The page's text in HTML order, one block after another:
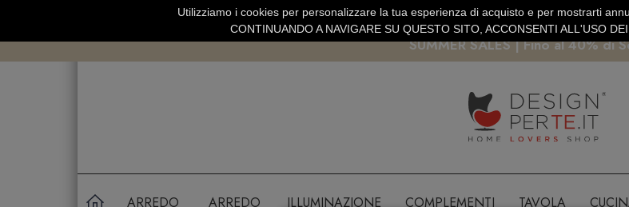
SPEDIZIONE GRATUITA SOPRA 99 EURO PAGAMENTO SICURO PAYPAL · CARTA
SUMMER SALES | Fino al 40% di
ARREDO
ARREDO
ILLUMINAZIONE COMPLEMENTI TAVOLA
Utilizziamo i cookies per personalizzare la tua esperienza di acquisto e per mostrarti
CONTINUANDO A NAVIGARE SU QUESTO SITO, ACCONSENTI ALL'USO